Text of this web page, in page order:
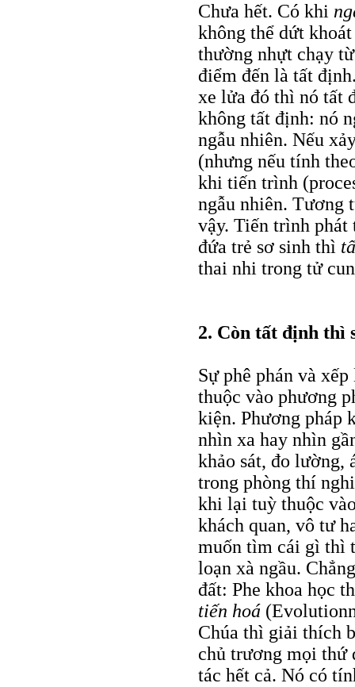
Chưa hết. Có khi
không thể dứt
thường nhựt chạy
điểm đến là tất
xe lửa đó thì nó tất
không tất định: nó
ngẫu nhiên. Nếu
(nhưng nếu tính
khi tiến trình
ngẫu nhiên. Tương
vậy. Tiến trình
đứa trẻ sơ sinh thì
thai nhi trong tử
2. Còn tất định thì
Sự phê phán và
thuộc vào phương
kiện. Phương pháp
nhìn xa hay nhìn
khảo sát, đo lường,
trong phòng thí
khi lại tuỳ thuộc
khách quan, vô tư
muốn tìm cái gì thì
loạn xà ngầu.
đất: Phe khoa học
tiến hoá
Chúa thì giải thích
chủ trương mọi thứ
tác hết cả. Nó có